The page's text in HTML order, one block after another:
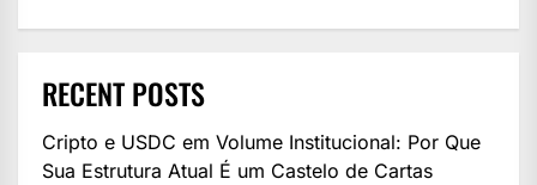
RECENT POSTS
Cripto e USDC em Volume Institucional: Por Que
Sua Estrutura Atual É um Castelo de Cartas